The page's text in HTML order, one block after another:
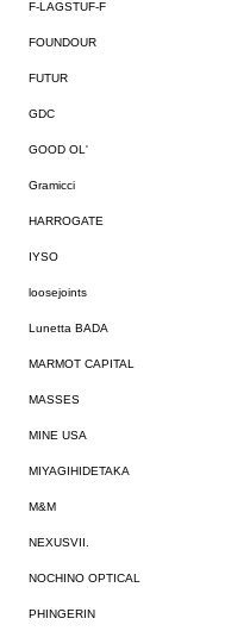
F-LAGSTUF-F
FOUNDOUR
FUTUR
GDC
GOOD OL'
Gramicci
HARROGATE
IYSO
loosejoints
Lunetta BADA
MARMOT CAPITAL
MASSES
MINE USA
MIYAGIHIDETAKA
M&M
NEXUSVII.
NOCHINO OPTICAL
PHINGERIN